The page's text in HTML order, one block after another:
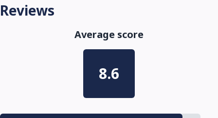
Reviews
Average score
8.6